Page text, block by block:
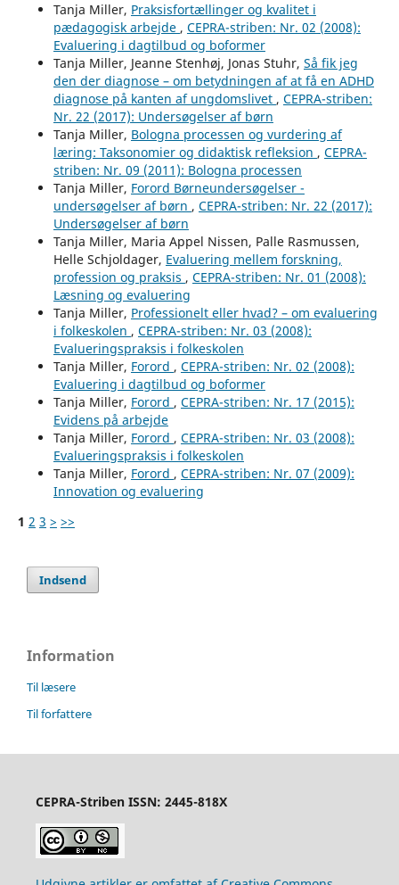
Tanja Miller, Praksisfortællinger og kvalitet i
pædagogisk arbejde , CEPRA-striben: Nr. 02 (2008):
Evaluering i dagtilbud og boformer
Tanja Miller, Jeanne Stenhøj, Jonas Stuhr, Så fik jeg
den der diagnose – om betydningen af at få en ADHD
diagnose på kanten af ungdomslivet , CEPRA-striben:
Nr. 22 (2017): Undersøgelser af børn
Tanja Miller, Bologna processen og vurdering af
læring: Taksonomier og didaktisk refleksion , CEPRA-
striben: Nr. 09 (2011): Bologna processen
Tanja Miller, Forord Børneundersøgelser -
undersøgelser af børn , CEPRA-striben: Nr. 22 (2017):
Undersøgelser af børn
Tanja Miller, Maria Appel Nissen, Palle Rasmussen,
Helle Schjoldager, Evaluering mellem forskning,
profession og praksis , CEPRA-striben: Nr. 01 (2008):
Læsning og evaluering
Tanja Miller, Professionelt eller hvad? – om evaluering
i folkeskolen , CEPRA-striben: Nr. 03 (2008):
Evalueringspraksis i folkeskolen
Tanja Miller, Forord , CEPRA-striben: Nr. 02 (2008):
Evaluering i dagtilbud og boformer
Tanja Miller, Forord , CEPRA-striben: Nr. 17 (2015):
Evidens på arbejde
Tanja Miller, Forord , CEPRA-striben: Nr. 03 (2008):
Evalueringspraksis i folkeskolen
Tanja Miller, Forord , CEPRA-striben: Nr. 07 (2009):
Innovation og evaluering
1 2 3 > >>
Indsend
Information
Til læsere
Til forfattere
CEPRA-Striben ISSN: 2445-818X